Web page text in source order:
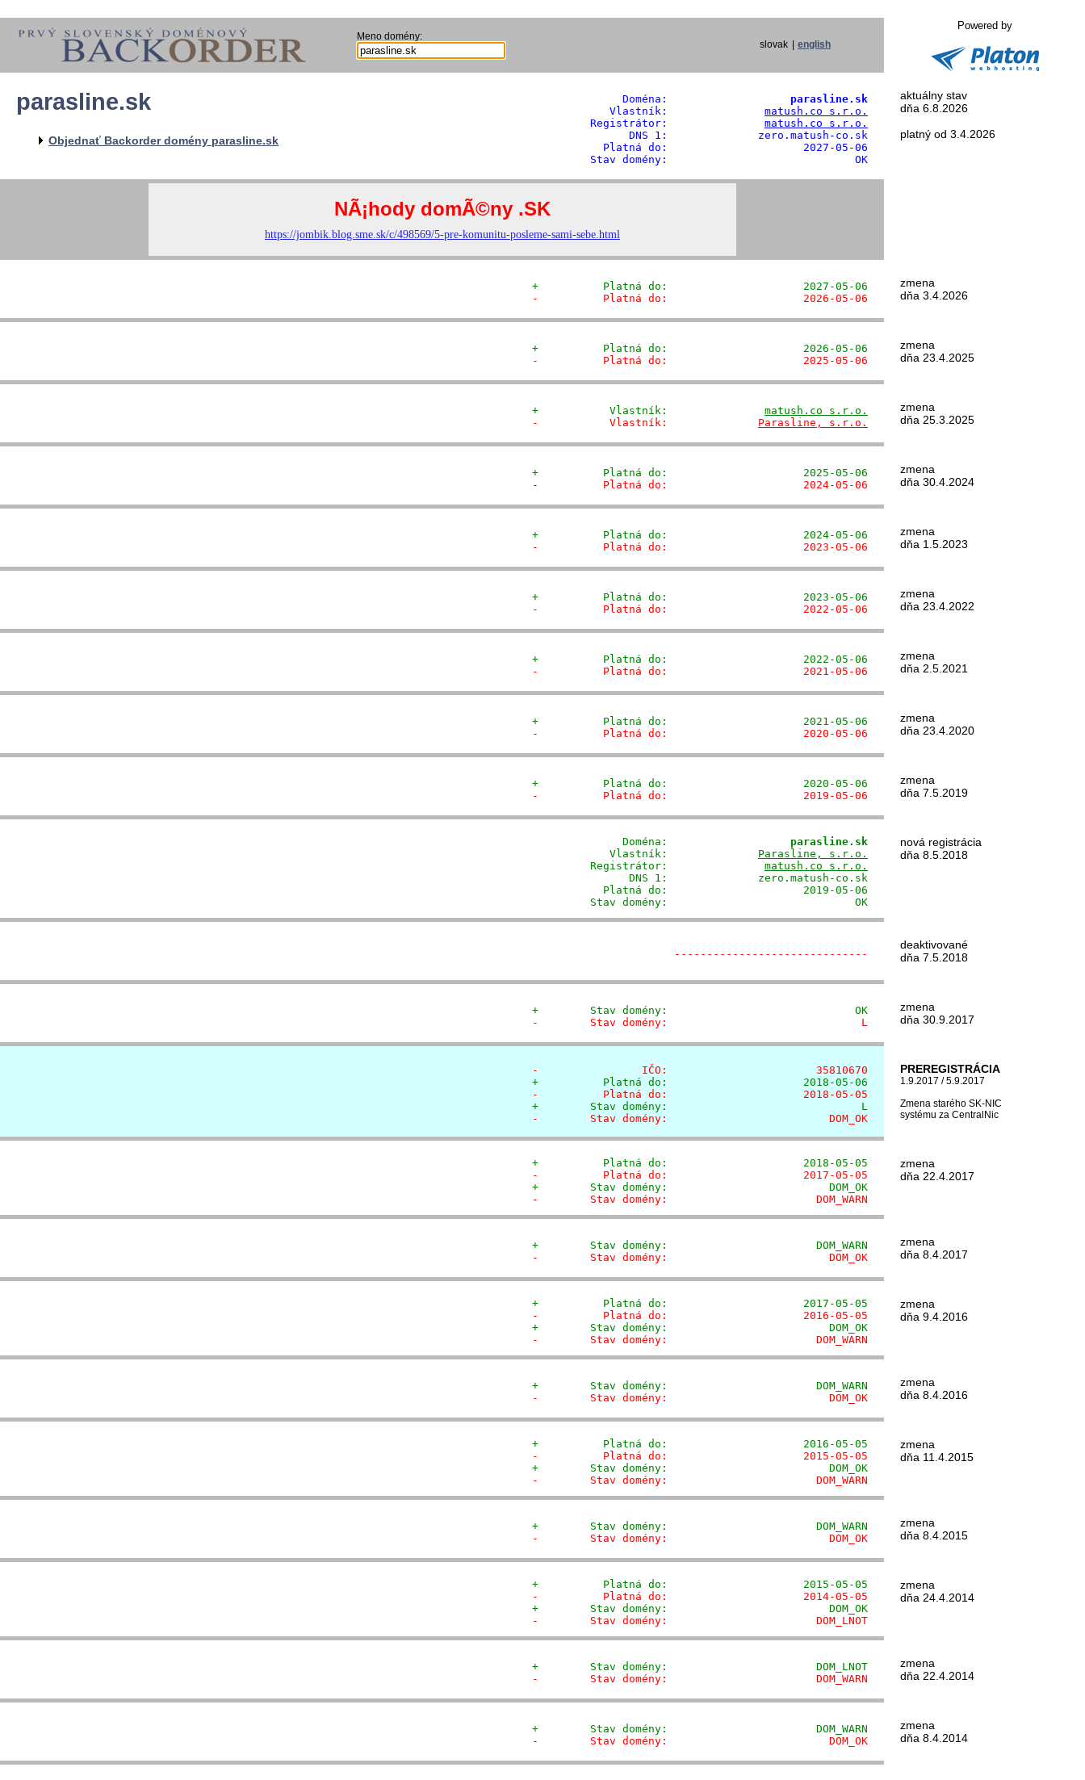
Meno domény:
slovak english
Powered by
parasline.sk
Objednať Backorder domény parasline.sk
              Doména:
                  parasline.sk
            Vlastník:
matush.co s.r.o.
         Registrátor:
matush.co s.r.o.
                DNS 1:              zero.matush-co.sk
           Platná do:                     2027-05-06
         Stav domény:                             OK
aktuálny stav
dňa 6.8.2026
platný od 3.4.2026
+          Platná do:                     2027-05-06
-          Platná do:                     2026-05-06
zmena
dňa 3.4.2026
+          Platná do:                     2026-05-06
-          Platná do:                     2025-05-06
zmena
dňa 23.4.2025
+           Vlastník: matush.co s.r.o.
-           Vlastník: Parasline, s.r.o.
zmena
dňa 25.3.2025
+          Platná do:                     2025-05-06
-          Platná do:                     2024-05-06
zmena
dňa 30.4.2024
+          Platná do:                     2024-05-06
-          Platná do:                     2023-05-06
zmena
dňa 1.5.2023
+          Platná do:                     2023-05-06
-          Platná do:                     2022-05-06
zmena
dňa 23.4.2022
+          Platná do:                     2022-05-06
-          Platná do:                     2021-05-06
zmena
dňa 2.5.2021
+          Platná do:                     2021-05-06
-          Platná do:                     2020-05-06
zmena
dňa 23.4.2020
+          Platná do:                     2020-05-06
-          Platná do:                     2019-05-06
zmena
dňa 7.5.2019
              Doména:
                  parasline.sk
            Vlastník:
Parasline, s.r.o.
         Registrátor:
matush.co s.r.o.
                DNS 1:              zero.matush-co.sk
           Platná do:                     2019-05-06
         Stav domény:                             OK
nová registrácia
dňa 8.5.2018
------------------------------
deaktivované
dňa 7.5.2018
+        Stav domény:                             OK
-        Stav domény:                              L
zmena
dňa 30.9.2017
-                IČO:                       35810670
+          Platná do:                     2018-05-06
-          Platná do:                     2018-05-05
+        Stav domény:                              L
-        Stav domény:                         DOM_OK
PREREGISTRÁCIA
1.9.2017 / 5.9.2017
Zmena starého SK-NIC
systému za CentralNic
+          Platná do:                     2018-05-05
-          Platná do:                     2017-05-05
+        Stav domény:                         DOM_OK
-        Stav domény:                       DOM_WARN
zmena
dňa 22.4.2017
+        Stav domény:                       DOM_WARN
-        Stav domény:                         DOM_OK
zmena
dňa 8.4.2017
+          Platná do:                     2017-05-05
-          Platná do:                     2016-05-05
+        Stav domény:                         DOM_OK
-        Stav domény:                       DOM_WARN
zmena
dňa 9.4.2016
+        Stav domény:                       DOM_WARN
-        Stav domény:                         DOM_OK
zmena
dňa 8.4.2016
+          Platná do:                     2016-05-05
-          Platná do:                     2015-05-05
+        Stav domény:                         DOM_OK
-        Stav domény:                       DOM_WARN
zmena
dňa 11.4.2015
+        Stav domény:                       DOM_WARN
-        Stav domény:                         DOM_OK
zmena
dňa 8.4.2015
+          Platná do:                     2015-05-05
-          Platná do:                     2014-05-05
+        Stav domény:                         DOM_OK
-        Stav domény:                       DOM_LNOT
zmena
dňa 24.4.2014
+        Stav domény:                       DOM_LNOT
-        Stav domény:                       DOM_WARN
zmena
dňa 22.4.2014
+        Stav domény:                       DOM_WARN
-        Stav domény:                         DOM_OK
zmena
dňa 8.4.2014